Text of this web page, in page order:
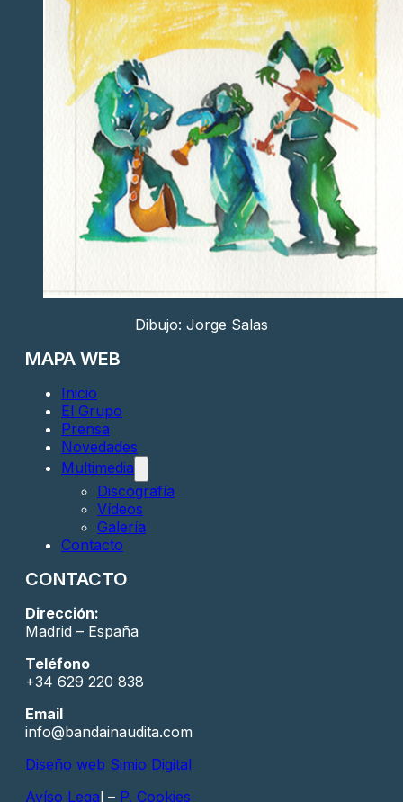
Dibujo: Jorge Salas
MAPA WEB
Inicio
El Grupo
Prensa
Novedades
Multimedia
Discografía
Vídeos
Galería
Contacto
CONTACTO
Dirección:
Madrid – España
Teléfono
+34 629 220 838
Email
info@bandainaudita.com
Diseño web Simio Digital
Avíso Legal – P. Cookies